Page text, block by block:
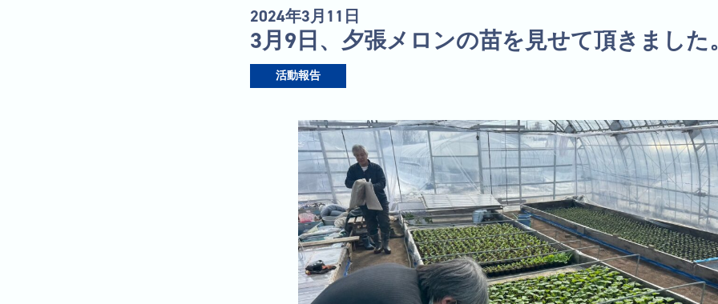
2024年3月11日
3月9日、夕張メロンの苗を見せて頂きました
活動報告